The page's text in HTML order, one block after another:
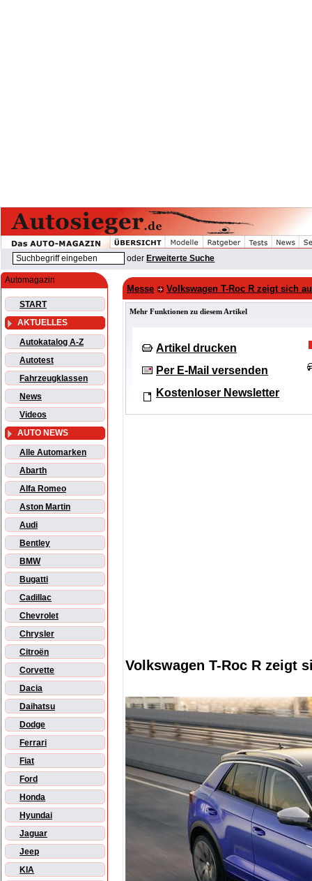
oder Erweiterte Suche
Automagazin
START
AKTUELLES
Autokatalog A-Z
Autotest
Fahrzeugklassen
News
Videos
AUTO NEWS
Alle Automarken
Abarth
Alfa Romeo
Aston Martin
Audi
Bentley
BMW
Bugatti
Cadillac
Chevrolet
Chrysler
Citroën
Corvette
Dacia
Daihatsu
Dodge
Ferrari
Fiat
Ford
Honda
Hyundai
Jaguar
Jeep
KIA
Messe Volkswagen T-Roc R zeigt sich
Mehr Funktionen zu diesem Artikel
Artikel drucken
Per E-Mail versenden
Kostenloser Newsletter
Volkswagen T-Roc R zeigt